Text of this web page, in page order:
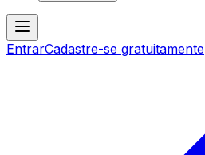
EntrarCadastre-se gratuitamente